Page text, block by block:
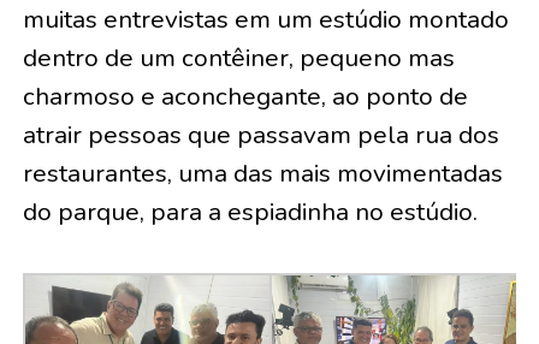
muitas entrevistas em um estúdio montado
dentro de um contêiner, pequeno mas
charmoso e aconchegante, ao ponto de
atrair pessoas que passavam pela rua dos
restaurantes, uma das mais movimentadas
do parque, para a espiadinha no estúdio.